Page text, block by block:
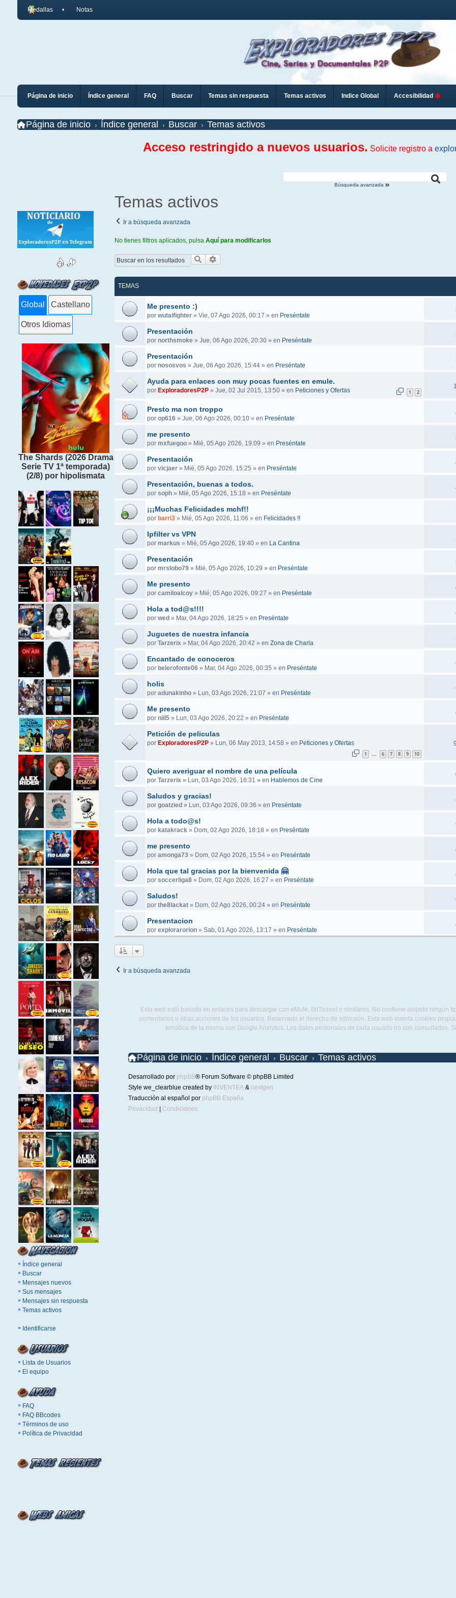
Medallas Notas
Página de inicio Índice general FAQ Buscar Temas sin respuesta Temas activos Indice Global Accesibilidad
Página de inicio Índice general Buscar Temas activos
Acceso restringido a nuevos usuarios. Solicite registro a
Búsqueda avanzada
Global Castellano
Otros Idiomas
The Shards (2026 Drama
Serie TV 1ª temporada)
(2/8) por hipolismata
Índice general
Buscar
Mensajes nuevos
Sus mensajes
Mensajes sin respuesta
Temas activos
Identificarse
Lista de Usuarios
El equipo
FAQ
FAQ BBcodes
Términos de uso
Política de Privacidad
Temas activos
Ir a búsqueda avanzada
No tienes filtros aplicados, pulsa Aquí para modificarlos
Buscar
TEMAS
Me presento :)
por wutaifighter» Vie, 07 Ago 2026, 00:17 » en Preséntate
Presentación
por northsmoke» Jue, 06 Ago 2026, 20:30» en Preséntate
Presentación
por nososvos » Jue, 06 Ago 2026, 15:44» en Preséntate
Ayuda para enlaces con muy pocas fuentes en emule.
por ExploradoresP2P» Jue, 02 Jul 2015, 13:50» en Peticiones y Ofertas 1 2
Presto ma non troppo
por op616» Jue, 06 Ago 2026, 00:10» en Preséntate
me presento
por mxfuegoo» Mié, 05 Ago 2026, 19:09 » en Preséntate
Presentación
por vicjaer» Mié, 05 Ago 2026, 15:25 » en Preséntate
Presentación, buenas a todos.
por soph» Mié, 05 Ago 2026, 15:18 » en Preséntate
¡¡¡Muchas Felicidades mchf!!
por barri3» Mié, 05 Ago 2026, 11:06 » en Felicidades !!
Ipfilter vs VPN
por markus » Mié, 05 Ago 2026, 19:40» en La Cantina
Presentación
por mrslobo79» Mié, 05 Ago 2026, 10:29 » en Preséntate
Me presento
por camiloalcoy» Mié, 05 Ago 2026, 09:27 » en Preséntate
Hola a tod@s!!!!
por wed » Mar, 04 Ago 2026, 18:25 » en Preséntate
Juguetes de nuestra infancia
por Tarzerix» Mar, 04 Ago 2026, 20:42 » en Zona de Charla
Encantado de conoceros
por belerofonte06» Mar, 04 Ago 2026, 00:35 » en Preséntate
holis
por adunakinho» Lun, 03 Ago 2026, 21:07 » en Preséntate
Me presento
por niil5» Lun, 03 Ago 2026, 20:22 » en Preséntate
Petición de peliculas
por ExploradoresP2P» Lun, 06 May 2013, 14:58 » en Peticiones y Ofertas
1 6 7 8 9 10
Quiero averiguar el nombre de una película
por Tarzerix» Lun, 03 Ago 2026, 16:31 » en Hablemos de Cine
Saludos y gracias!
por goatzied » Lun, 03 Ago 2026, 09:36 » en Preséntate
Hola a todo@s!
por katakrack» Dom, 02 Ago 2026, 18:18 » en Preséntate
me presento
por amonga73» Dom, 02 Ago 2026, 15:54» en Preséntate
Hola que tal gracias por la bienvenida 🤗
por soccerliga8» Dom, 02 Ago 2026, 16:27 » en Preséntate
Saludos!
por the8lackat» Dom, 02 Ago 2026, 00:24» en Preséntate
Presentacion
por explorarorion» Sab, 01 Ago 2026, 13:17 » en Preséntate
Ir a búsqueda avanzada
Esta web está basada en enlaces para descargar con eMule, BitTorrent o similares. No contiene alojado ningún
comentarios u otras acciones de los usuarios. Reservado el derecho de admisión. Esta web inserta cookies
temática de la misma con Google Analytics. Los datos personales de cada usuario no son consultados.
Página de inicio Índice general Buscar Temas activos
Desarrollado por phpBB® Forum Software © phpBB Limited
Style we_clearblue created by INVENTEA& nextgen
Traducción al español por phpBB España
Privacidad
Condiciones